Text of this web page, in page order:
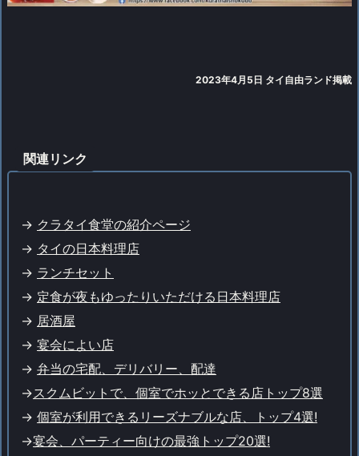
2023年4月5日 タイ自由ランド掲載
関連リンク
-> クラタイ食堂の紹介ページ
-> タイの日本料理店
-> ランチセット
-> 定食が夜もゆったりいただける日本料理店
-> 居酒屋
-> 宴会によい店
-> 弁当の宅配、デリバリー、配達
->スクムビットで、個室でホッとできる店トップ8選
-> 個室が利用できるリーズナブルな店、トップ4選!
->宴会、パーティー向けの最強トップ20選!